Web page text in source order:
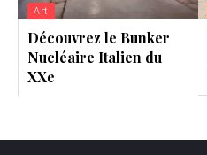
Art
Découvrez le Bunker
Nucléaire Italien du
XXe